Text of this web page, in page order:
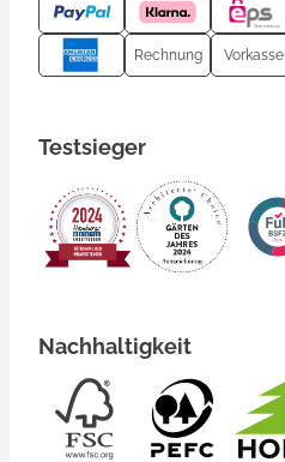
Rechnung Vorkasse
Testsieger
Nachhaltigkeit